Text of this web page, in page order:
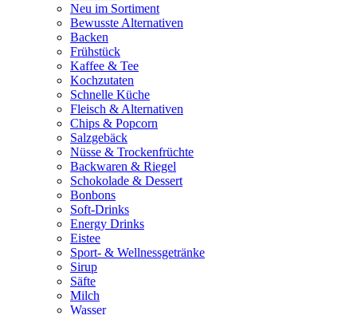
Neu im Sortiment
Bewusste Alternativen
Backen
Frühstück
Kaffee & Tee
Kochzutaten
Schnelle Küche
Fleisch & Alternativen
Chips & Popcorn
Salzgebäck
Nüsse & Trockenfrüchte
Backwaren & Riegel
Schokolade & Dessert
Bonbons
Soft-Drinks
Energy Drinks
Eistee
Sport- & Wellnessgetränke
Sirup
Säfte
Milch
Wasser